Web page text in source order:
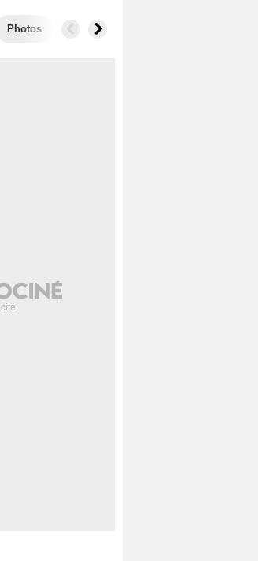
Photos Secrets de tournage